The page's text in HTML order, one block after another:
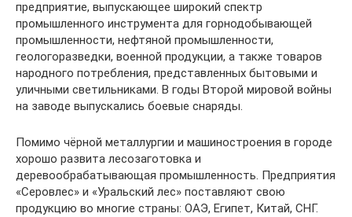
предприятие, выпускающее широкий спектр
промышленного инструмента для горнодобывающей
промышленности, нефтяной промышленности,
геологоразведки, военной продукции, а также товаров
народного потребления, представленных бытовыми и
уличными светильниками. В годы Второй мировой войны
на заводе выпускались боевые снаряды.
Помимо чёрной металлургии и машиностроения в городе
хорошо развита лесозаготовка и
деревообрабатывающая промышленность. Предприятия
«Серовлес» и «Уральский лес» поставляют свою
продукцию во многие страны: ОАЭ, Египет, Китай, СНГ.